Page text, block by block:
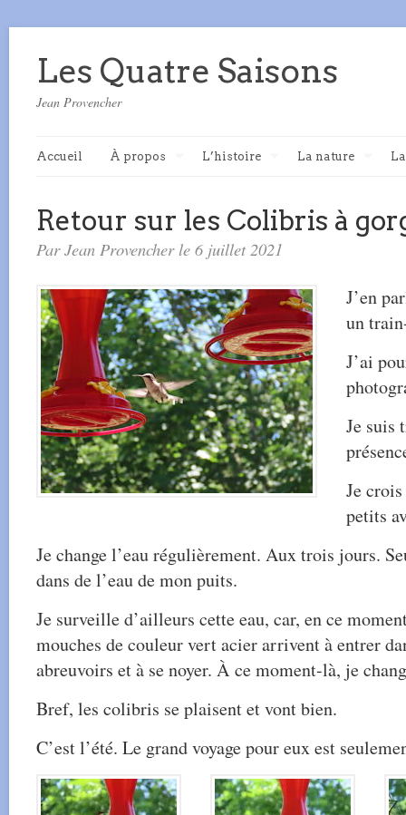
Les Quatre Saisons
Jean Provencher
Accueil À propos L’histoire La nature
Retour sur les Colibris à
Par Jean Provencher le 6 juillet 2021
J’en
un
J’ai
Je suis
Je
petits
Je change l’eau régulièrement. Aux trois jours.
dans de l’eau de mon puits.
Je surveille d’ailleurs cette eau, car, en ce
mouches de couleur vert acier arrivent à entrer
abreuvoirs et à se noyer. À ce moment-là, je
Bref, les colibris se plaisent et vont bien.
C’est l’été. Le grand voyage pour eux est